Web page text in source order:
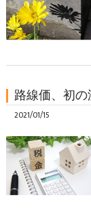
路線価、初
2021/01/15